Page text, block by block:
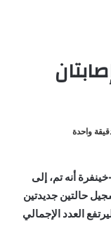
واحدة
أنه تم، إلى
حالتين جديدتين
العدد الإجمالي